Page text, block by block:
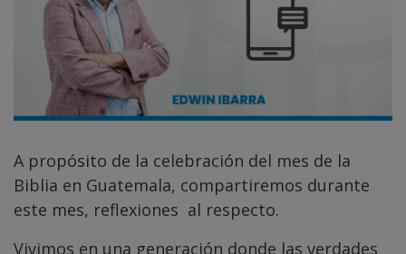
A propósito de la celebración del mes de la
Biblia en Guatemala, compartiremos durante
este mes, reflexiones al respecto.
Vivimos en una generación donde las verdades